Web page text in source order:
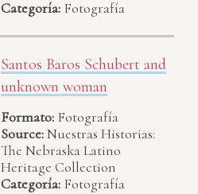
Categoría: Fotografía
Santos Baros Schubert and
unknown woman
Formato: Fotografía
Source:Nuestras Historias:
The Nebraska Latino
Heritage Collection
Categoría: Fotografía